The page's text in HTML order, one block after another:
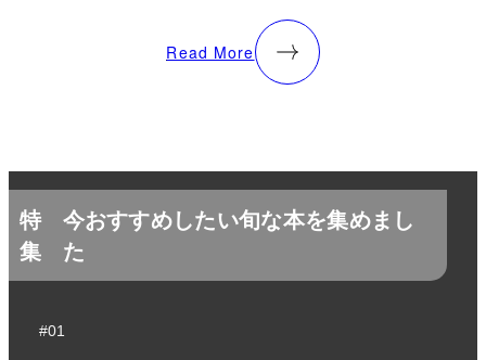
Read More
特
集
今おすすめしたい旬な本を集めまし
た
#01